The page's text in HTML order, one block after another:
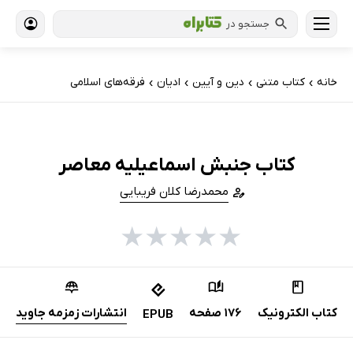
جستجو در
خانه › کتاب‌ متنی › دین و آیین › ادیان › فرقه‌های اسلامی
کتاب جنبش اسماعیلیه معاصر
محمدرضا کلان فریبایی
★
★
★
★
★
کتاب الکترونیک 176 صفحه EPUB انتشارات زمزمه جاوید